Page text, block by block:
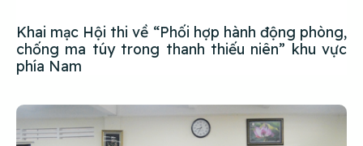
Khai mạc Hội thi về “Phối hợp hành động phòng,
chống ma túy trong thanh thiếu niên” khu vực
phía Nam